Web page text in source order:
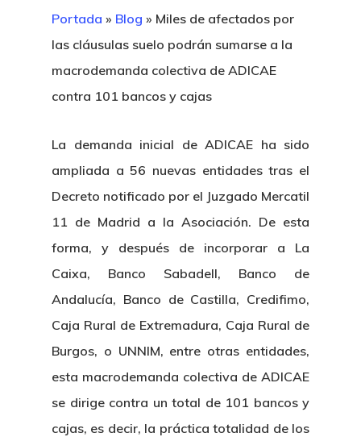
Portada » Blog » Miles de afectados por
las cláusulas suelo podrán sumarse a la
macrodemanda colectiva de ADICAE
contra 101 bancos y cajas
La demanda inicial de ADICAE ha sido
ampliada a 56 nuevas entidades tras el
Decreto notificado por el Juzgado Mercatil
11 de Madrid a la Asociación. De esta
forma, y después de incorporar a La
Caixa, Banco Sabadell, Banco de
Andalucía, Banco de Castilla, Credifimo,
Caja Rural de Extremadura, Caja Rural de
Burgos, o UNNIM, entre otras entidades,
esta macrodemanda colectiva de ADICAE
se dirige contra un total de 101 bancos y
cajas, es decir, la práctica totalidad de los